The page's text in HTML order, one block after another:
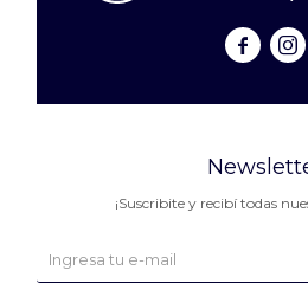
 
¡Suscribite y recibí todas